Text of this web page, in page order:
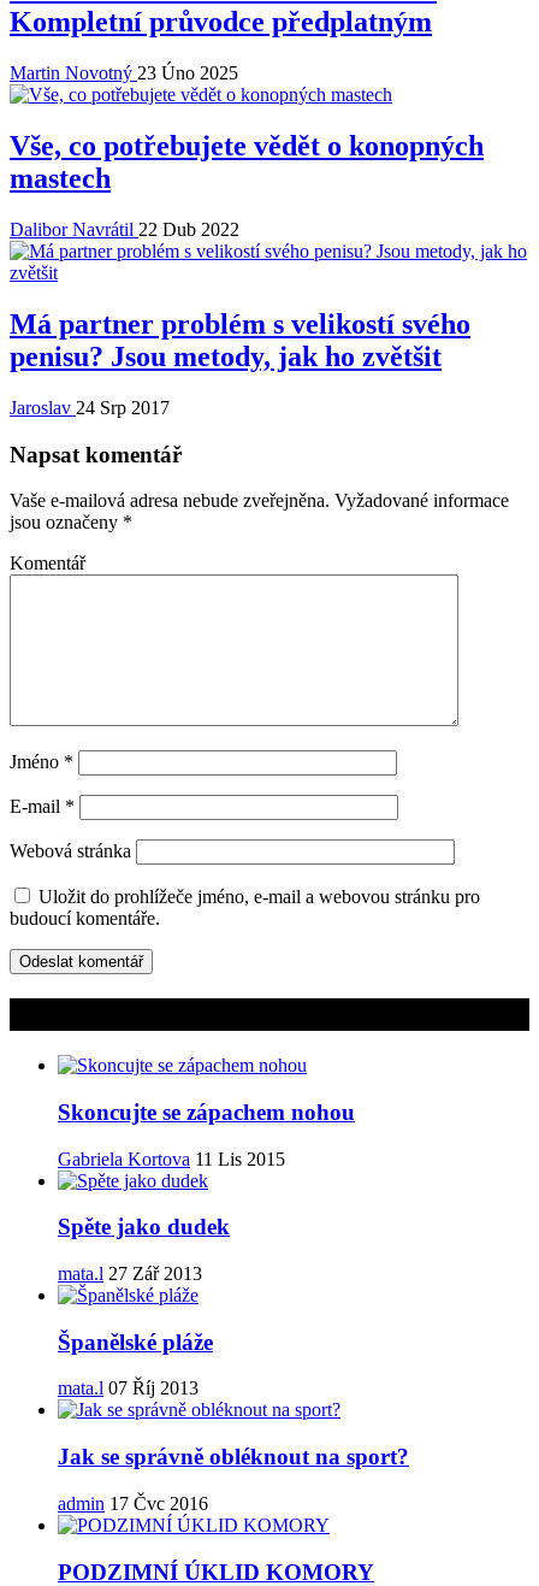
Kompletní průvodce předplatným
Martin Novotný 23 Úno 2025
Vše, co potřebujete vědět o konopných
mastech
Dalibor Navrátil 22 Dub 2022
Má partner problém s velikostí svého
penisu? Jsou metody, jak ho zvětšit
Jaroslav 24 Srp 2017
Napsat komentář
Vaše e-mailová adresa nebude zveřejněna. Vyžadované informace
jsou označeny *
Komentář
Jméno *
E-mail *
Webová stránka
Uložit do prohlížeče jméno, e-mail a webovou stránku pro
budoucí komentáře.
Skoncujte se zápachem nohou
Gabriela Kortova 11 Lis 2015
Spěte jako dudek
mata.l 27 Zář 2013
Španělské pláže
mata.l 07 Říj 2013
Jak se správně obléknout na sport?
admin 17 Čvc 2016
PODZIMNÍ ÚKLID KOMORY